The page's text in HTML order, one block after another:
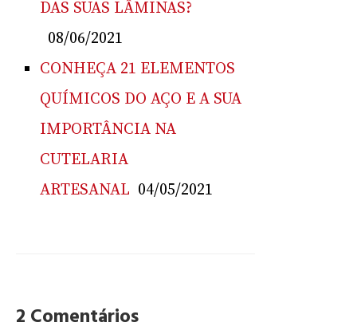
DAS SUAS LÂMINAS?
08/06/2021
CONHEÇA 21 ELEMENTOS
QUÍMICOS DO AÇO E A SUA
IMPORTÂNCIA NA
CUTELARIA
ARTESANAL 04/05/2021
2 Comentários